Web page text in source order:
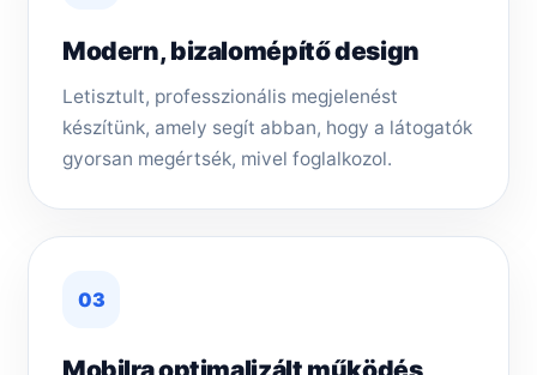
Modern, bizalomépítő design
Letisztult, professzionális megjelenést
készítünk, amely segít abban, hogy a látogatók
gyorsan megértsék, mivel foglalkozol.
03